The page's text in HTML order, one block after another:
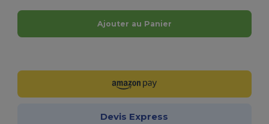
Ajouter au Panier
Devis Express